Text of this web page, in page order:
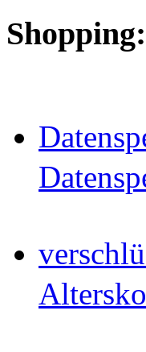
Shopping: